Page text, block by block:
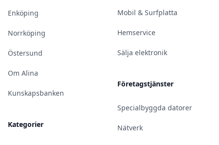
Enköping
Norrköping
Östersund
Om Alina
Kunskapsbanken
Kategorier
Mobil & Surfplatta
Hemservice
Sälja elektronik
Företagstjänster
Specialbyggda datorer
Nätverk